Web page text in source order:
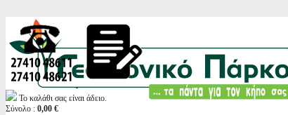
Το καλάθι σας είναι άδειο.
Σύνολο : 0,00 €